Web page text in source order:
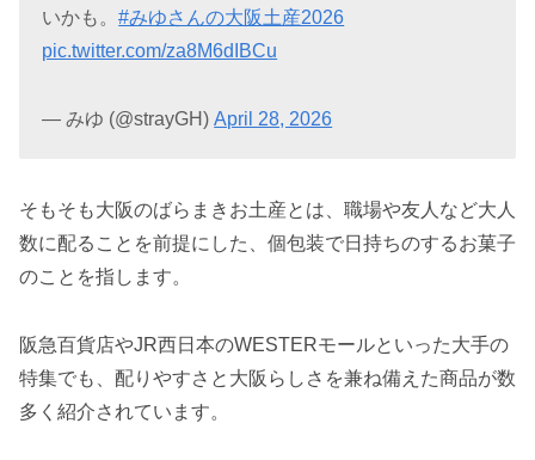
いかも。#みゆさんの大阪土産2026
pic.twitter.com/za8M6dIBCu
— みゆ (@strayGH)April 28, 2026
そもそも大阪のばらまきお土産とは、職場や友人など大人
数に配ることを前提にした、個包装で日持ちのするお菓子
のことを指します。
阪急百貨店やJR西日本のWESTERモールといった大手の
特集でも、配りやすさと大阪らしさを兼ね備えた商品が数
多く紹介されています。